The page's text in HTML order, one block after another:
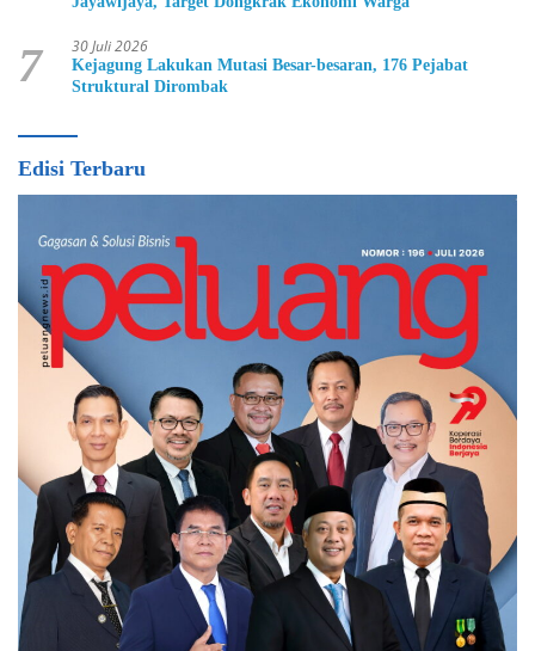
7 30 Juli 2026
Kejagung Lakukan Mutasi Besar-besaran, 176 Pejabat
Struktural Dirombak
Edisi Terbaru